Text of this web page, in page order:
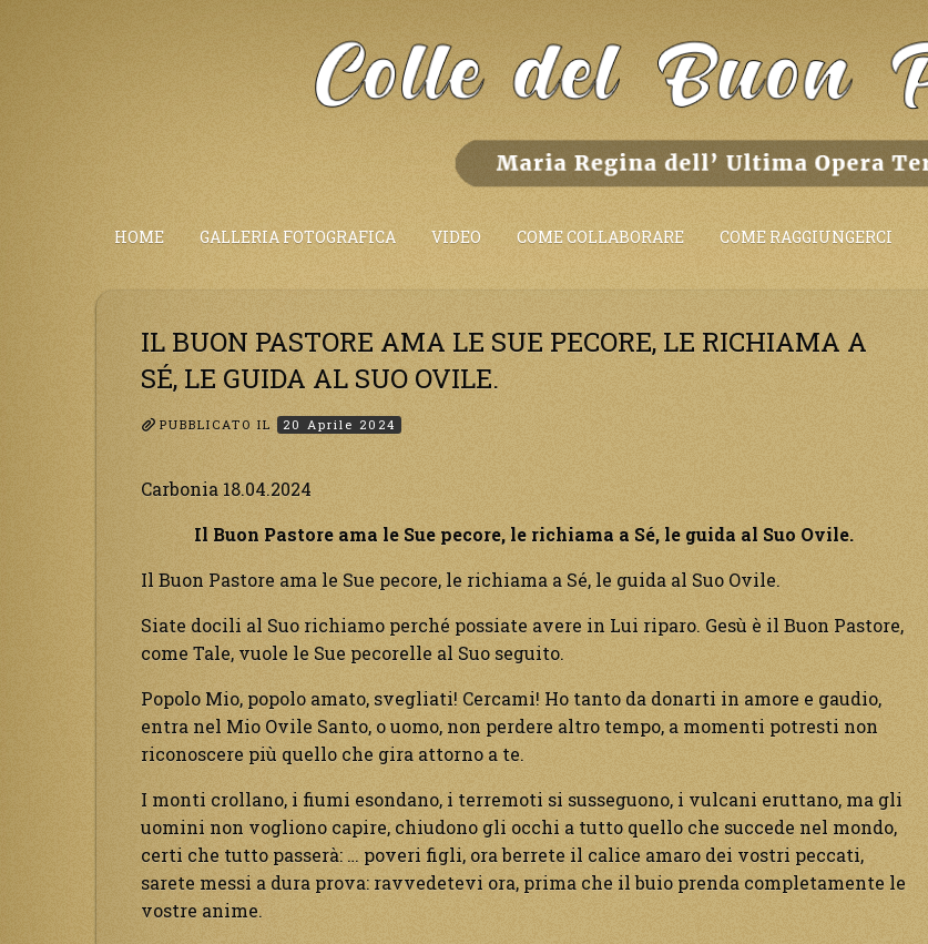
HOME GALLERIA FOTOGRAFICA VIDEO COME COLLABORARE COME RAGGIUNGERCI
IL BUON PASTORE AMA LE SUE PECORE, LE RICHIAMA A
SÉ, LE GUIDA AL SUO OVILE.
PUBBLICATO IL 20 Aprile 2024
Carbonia 18.04.2024
Il Buon Pastore ama le Sue pecore, le richiama a Sé, le guida al Suo Ovile.
Il Buon Pastore ama le Sue pecore, le richiama a Sé, le guida al Suo Ovile.
Siate docili al Suo richiamo perché possiate avere in Lui riparo. Gesù è il Buon Pastore,
come Tale, vuole le Sue pecorelle al Suo seguito.
Popolo Mio, popolo amato, svegliati! Cercami! Ho tanto da donarti in amore e gaudio,
entra nel Mio Ovile Santo, o uomo, non perdere altro tempo, a momenti potresti non
riconoscere più quello che gira attorno a te.
I monti crollano, i fiumi esondano, i terremoti si susseguono, i vulcani eruttano, ma gli
uomini non vogliono capire, chiudono gli occhi a tutto quello che succede nel mondo,
certi che tutto passerà: … poveri figli, ora berrete il calice amaro dei vostri peccati,
sarete messi a dura prova: ravvedetevi ora, prima che il buio prenda completamente le
vostre anime.